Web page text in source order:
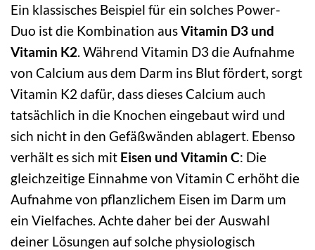
Ein klassisches Beispiel für ein solches Power-
Duo ist die Kombination ausVitamin D3 und
Vitamin K2. Während Vitamin D3 die Aufnahme
von Calcium aus dem Darm ins Blut fördert, sorgt
Vitamin K2 dafür, dass dieses Calcium auch
tatsächlich in die Knochen eingebaut wird und
sich nicht in den Gefäßwänden ablagert. Ebenso
verhält es sich mit Eisen und Vitamin C: Die
gleichzeitige Einnahme von Vitamin C erhöht die
Aufnahme von pflanzlichem Eisen im Darm um
ein Vielfaches. Achte daher bei der Auswahl
deiner Lösungen auf solche physiologisch